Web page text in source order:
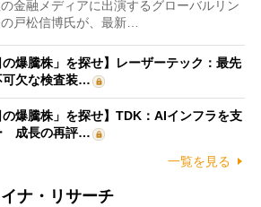
金融メディアに出演するグローバルリン
戸松信博氏が、最新…
の爆騰株」を探せ】レーザーテック：最先
可欠な検査装…
の爆騰株」を探せ】TDK：AIインフラを支
成長の再評…
一覧を見る
ナ・リサーチ